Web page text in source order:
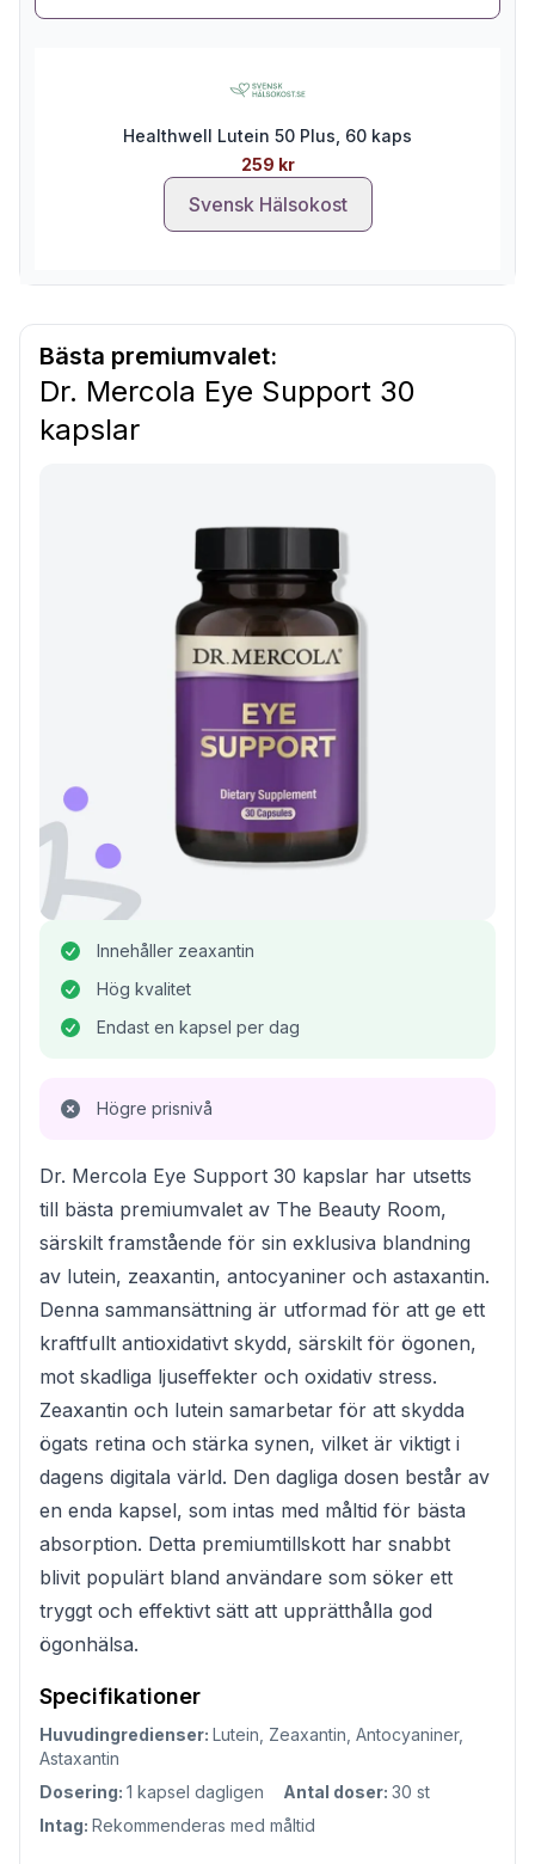
Healthwell Lutein 50 Plus, 60 kaps
259 kr
Svensk Hälsokost
Bästa premiumvalet:
Dr. Mercola Eye Support 30
kapslar
Innehåller zeaxantin
Hög kvalitet
Endast en kapsel per dag
Högre prisnivå
Dr. Mercola Eye Support 30 kapslar har utsetts
till bästa premiumvalet av The Beauty Room,
särskilt framstående för sin exklusiva blandning
av lutein, zeaxantin, antocyaniner och astaxantin.
Denna sammansättning är utformad för att ge ett
kraftfullt antioxidativt skydd, särskilt för ögonen,
mot skadliga ljuseffekter och oxidativ stress.
Zeaxantin och lutein samarbetar för att skydda
ögats retina och stärka synen, vilket är viktigt i
dagens digitala värld. Den dagliga dosen består av
en enda kapsel, som intas med måltid för bästa
absorption. Detta premiumtillskott har snabbt
blivit populärt bland användare som söker ett
tryggt och effektivt sätt att upprätthålla god
ögonhälsa.
Specifikationer
Huvudingredienser: Lutein, Zeaxantin, Antocyaniner,
Astaxantin
Dosering: 1 kapsel dagligen Antal doser: 30 st
Intag: Rekommenderas med måltid